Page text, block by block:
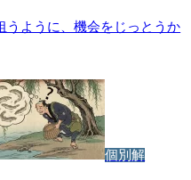
うように、機会をじっとうか
個別解